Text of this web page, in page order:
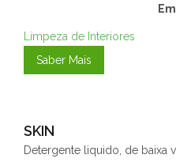
Limpeza de Interiores
Saber Mais
SKIN
Detergente liquido, de baixa